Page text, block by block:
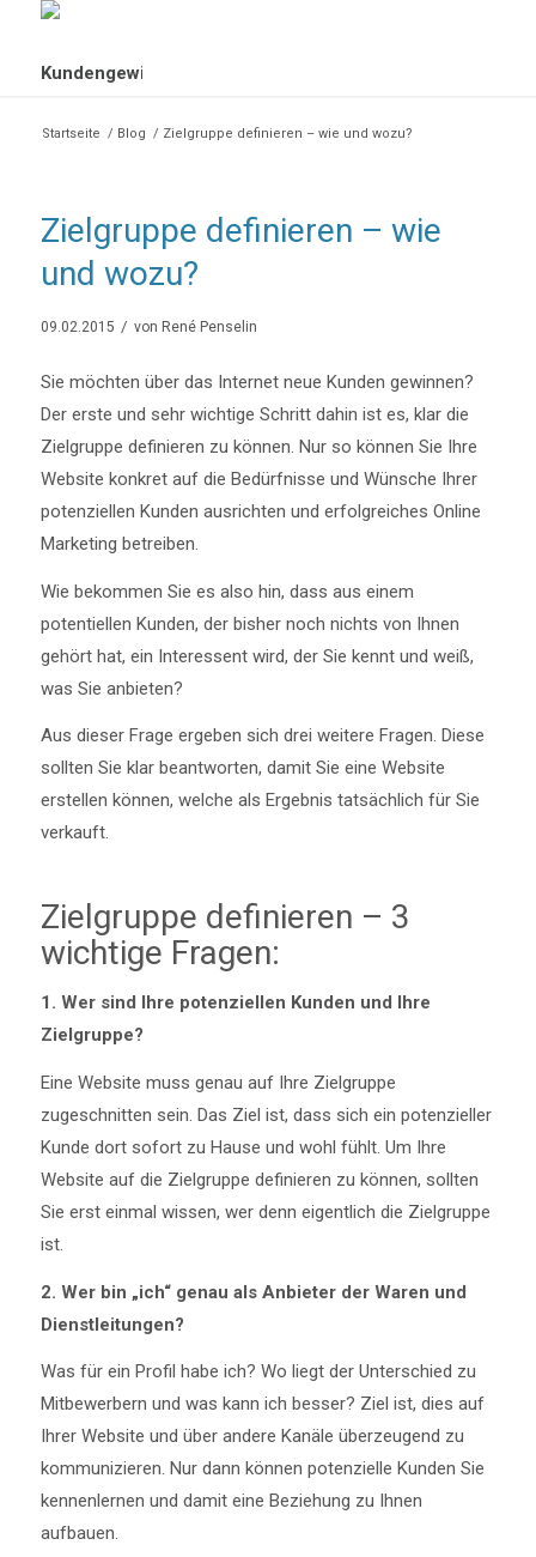
Startseite / Blog / Zielgruppe definieren – wie und wozu?
Zielgruppe definieren – wie
und wozu?
09.02.2015 / von René Penselin
Sie möchten über das Internet neue Kunden gewinnen?
Der erste und sehr wichtige Schritt dahin ist es, klar die
Zielgruppe definieren zu können. Nur so können Sie Ihre
Website konkret auf die Bedürfnisse und Wünsche Ihrer
potenziellen Kunden ausrichten und erfolgreiches Online
Marketing betreiben.
Wie bekommen Sie es also hin, dass aus einem
potentiellen Kunden, der bisher noch nichts von Ihnen
gehört hat, ein Interessent wird, der Sie kennt und weiß,
was Sie anbieten?
Aus dieser Frage ergeben sich drei weitere Fragen. Diese
sollten Sie klar beantworten, damit Sie eine Website
erstellen können, welche als Ergebnis tatsächlich für Sie
verkauft.
Zielgruppe definieren – 3
wichtige Fragen:
1. Wer sind Ihre potenziellen Kunden und Ihre
Zielgruppe?
Eine Website muss genau auf Ihre Zielgruppe
zugeschnitten sein. Das Ziel ist, dass sich ein potenzieller
Kunde dort sofort zu Hause und wohl fühlt. Um Ihre
Website auf die Zielgruppe definieren zu können, sollten
Sie erst einmal wissen, wer denn eigentlich die Zielgruppe
ist.
2. Wer bin „ich“ genau als Anbieter der Waren und
Dienstleitungen?
Was für ein Profil habe ich? Wo liegt der Unterschied zu
Mitbewerbern und was kann ich besser? Ziel ist, dies auf
Ihrer Website und über andere Kanäle überzeugend zu
kommunizieren. Nur dann können potenzielle Kunden Sie
kennenlernen und damit eine Beziehung zu Ihnen
aufbauen.